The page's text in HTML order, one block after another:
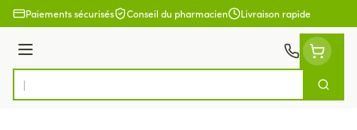
Aller au contenu
Paiements sécurisés Conseil du pharmacien Livraison rapide
Menu
Rechercher